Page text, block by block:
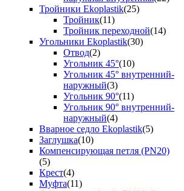
Тройники Ekoplastik(25)
Тройник(11)
Тройник переходной(14)
Угольники Ekoplastik(30)
Отвод(2)
Угольник 45°(10)
Угольник 45° внутренний-
наружный(3)
Угольник 90°(11)
Угольник 90° внутренний-
наружный(4)
Вварное седло Ekoplastik(5)
Заглушка(10)
Компенсирующая петля (PN20)
(5)
Крест(4)
Муфта(11)